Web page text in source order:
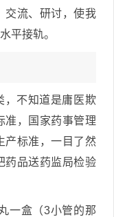
交流、研讨，使我
平接轨。
，不知道是庸医欺
准，国家药事管理
产标准，一目了然
药品送药监局检验
一盒（3小管的那